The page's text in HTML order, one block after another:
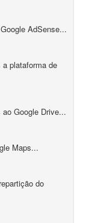
AdSense...
plataforma de
Google Drive...
Maps...
do